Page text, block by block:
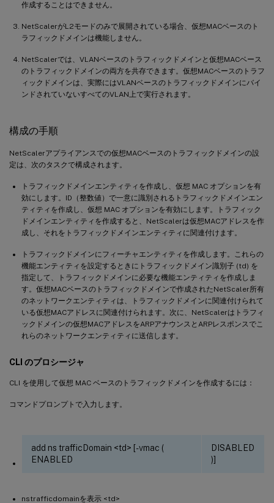
作成することはできません。
NetScalerがL2モードのみで展開されている場合、仮想MACベースのト
ラフィックドメインは機能しません。
NetScalerでは、VLANベースのトラフィックドメインと仮想MACベース
のトラフィックドメインの両方を共存できます。仮想MACベースのトラフ
ィックドメインは、実際にはVLANベースのトラフィックドメインにバイ
ンドされていないすべてのVLAN上で実行されます。
構成の手順
NetScalerアプライアンスでの仮想MACベースのトラフィックドメインの設
定は、次のタスクで構成されます。
トラフィックドメインエンティティを作成し、仮想 MAC オプションを有
効にします。ID（整数値）で一意に識別されるトラフィックドメインエン
ティティを作成し、仮想 MAC オプションを有効にします。トラフィック
ドメインエンティティを作成すると、NetScalerは仮想MACアドレスを作
成し、それをトラフィックドメインエンティティに関連付けます。
トラフィックドメインにフィーチャエンティティを作成します。これらの
機能エンティティを設定するときにトラフィックドメイン識別子 (td) を
指定して、トラフィックドメインに必要な機能エンティティを作成しま
す。仮想MACベースのトラフィックドメインで作成されたNetScaler所有
のネットワークエンティティは、トラフィックドメインに関連付けられて
いる仮想MACアドレスに関連付けられます。次に、NetScalerはトラフィ
ックドメインの仮想MACアドレスをARPアナウンスとARPレスポンスでこ
れらのネットワークエンティティに送信します。
CLI のプロシージャ
CLI を使用して仮想 MAC ベースのトラフィックドメインを作成するには：
コマンドプロンプトで入力します。
add ns trafficDomain <td> [-vmac (
ENABLED
DISABLED
)]
nstrafficdomainを表示 <td>